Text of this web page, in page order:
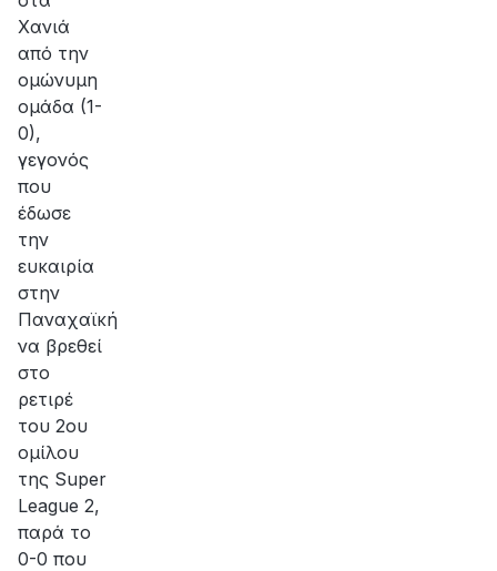
Χανιά
από την
ομώνυμη
ομάδα (1-
0),
γεγονός
που
έδωσε
την
ευκαιρία
στην
Παναχαϊκή
να βρεθεί
στο
ρετιρέ
του 2ου
ομίλου
της Super
League 2,
παρά το
0-0 που